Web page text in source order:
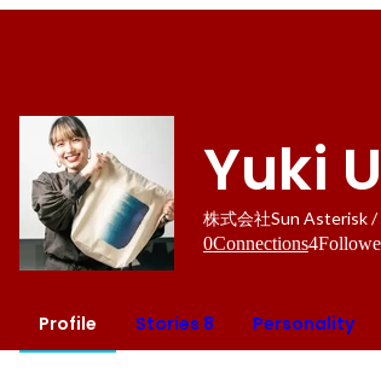
Yuki
株式会社Sun Asterisk
0Connections4
Profile Stories 8 Personality